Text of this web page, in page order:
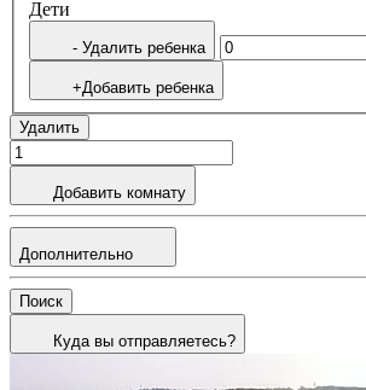
Дети
- Удалить ребенка
+Добавить ребенка
Удалить
Добавить комнату
Дополнительно
Поиск
Куда вы отправляетесь?